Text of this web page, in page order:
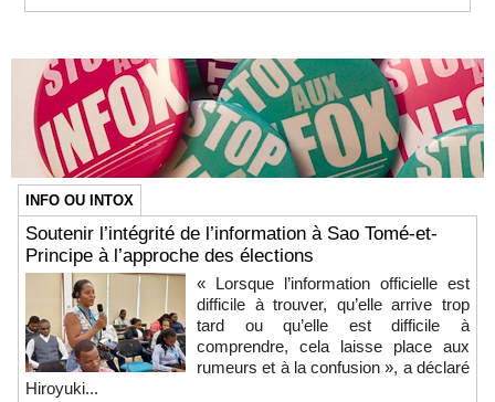
INFO OU INTOX
Soutenir l’intégrité de l’information à Sao Tomé-et-
Principe à l’approche des élections
« Lorsque l’information officielle est
difficile à trouver, qu’elle arrive trop
tard ou qu’elle est difficile à
comprendre, cela laisse place aux
rumeurs et à la confusion », a déclaré
Hiroyuki...